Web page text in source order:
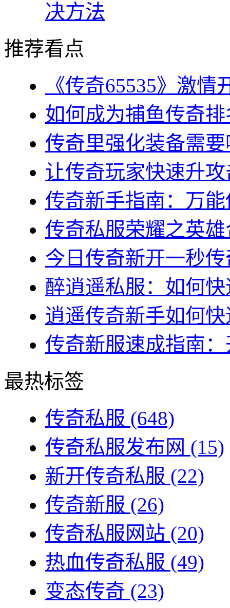
决方法
推荐看点
《传奇65535》激
如何成为捕鱼传奇
传奇里强化装备需
让传奇玩家快速升
传奇新手指南：万
传奇私服荣耀之英
今日传奇新开一秒
醉逍遥私服：如何
逍遥传奇新手如何
传奇新服速成指南
最热标签
传奇私服 (648)
传奇私服发布网 (15)
新开传奇私服 (22)
传奇新服 (26)
传奇私服网站 (20)
热血传奇私服 (49)
变态传奇 (23)